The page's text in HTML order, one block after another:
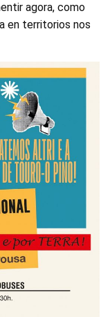
agora, como
en territorios nos